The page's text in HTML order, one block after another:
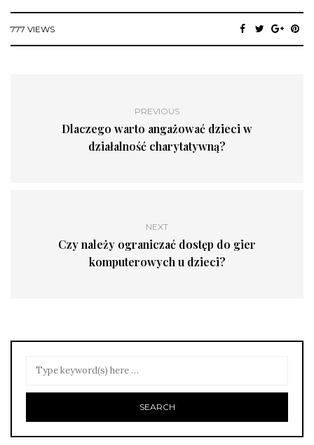
777 VIEWS
PREVIOUS
Dlaczego warto angażować dzieci w
działalność charytatywną?
NEXT
Czy należy ograniczać dostęp do gier
komputerowych u dzieci?